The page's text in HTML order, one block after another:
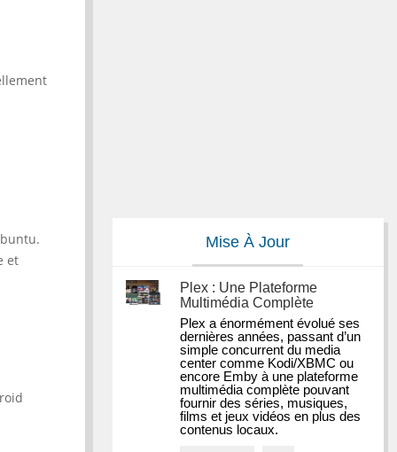
et
Mise À Jour
Plex : Une Plateforme
Multimédia Complète
Plex a énormément évolué ses
dernières années, passant d’un
simple concurrent du media
center comme Kodi/XBMC ou
encore Emby à une plateforme
multimédia complète pouvant
fournir des séries, musiques,
films et jeux vidéos en plus des
contenus locaux.